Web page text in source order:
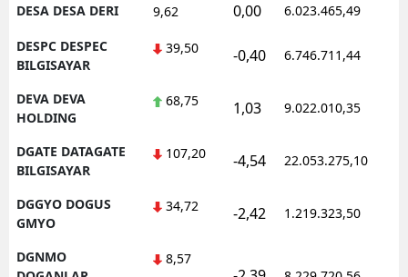
DESA DESA DERI 9,62 0,00 6.023.465,49
DESPC DESPEC
BILGISAYAR
39,50 -0,40 6.746.711,44
DEVA DEVA
HOLDING
68,75 1,03 9.022.010,35
DGATE DATAGATE
BILGISAYAR
107,20 -4,54 22.053.275,10
DGGYO DOGUS
GMYO
34,72 -2,42 1.219.323,50
DGNMO
8,57